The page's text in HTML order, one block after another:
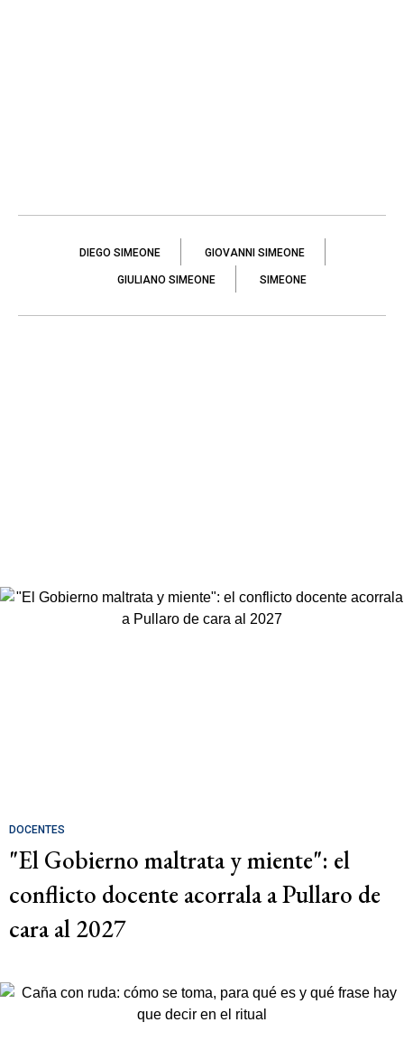
DIEGO SIMEONE GIOVANNI SIMEONE
GIULIANO SIMEONE SIMEONE
DOCENTES
"El Gobierno maltrata y miente": el
conflicto docente acorrala a Pullaro de
cara al 2027